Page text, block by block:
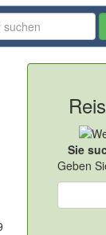
Sie
Geben